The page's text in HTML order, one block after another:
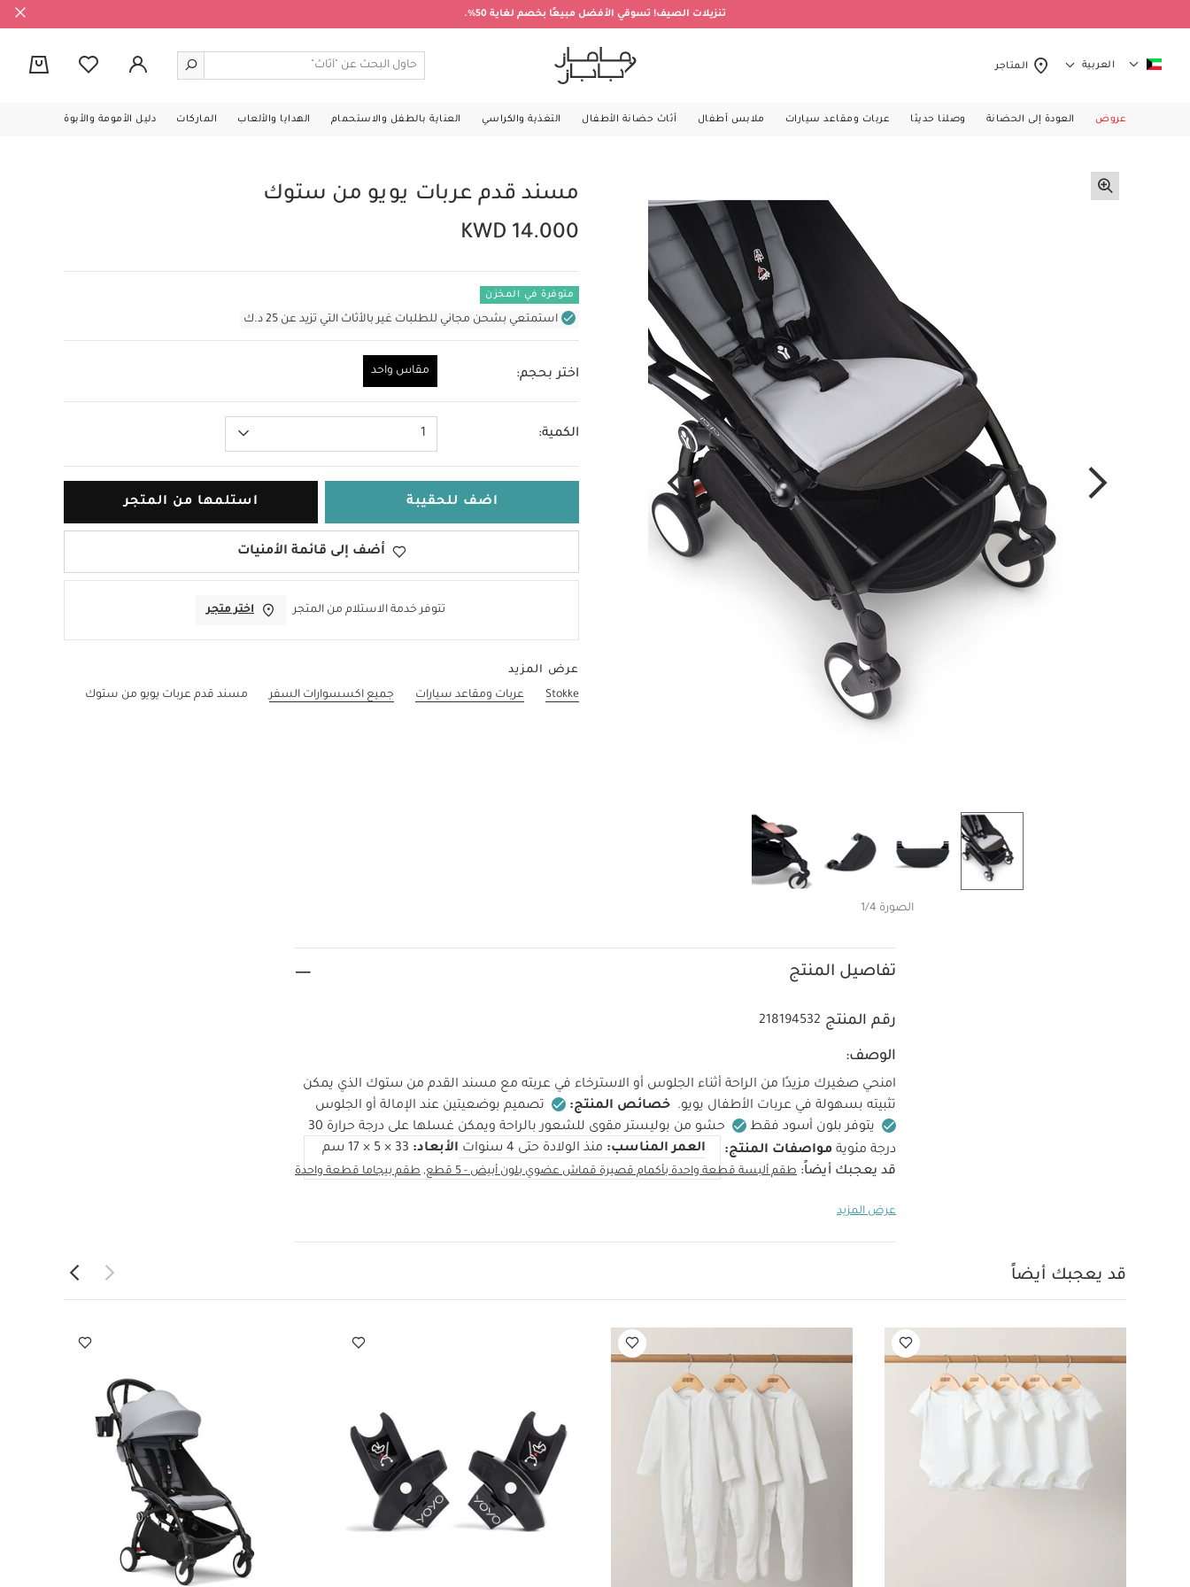
تنزيلات الصيف! تسوقي الأفضل مبيعًا بخصم لغاية 50%.
العربية المتاجر
عروض العودة إلى الحضانة وصلنا حديثا عربات ومقاعد سيارات ملابس أطفال أثاث حضانة الأطفال التغذية والكراسي العناية بالطفل والاستحمام الهدايا والألعاب الماركات دليل الأمومة والأبوة
الصورة 1/4
مسند قدم عربات يويو من ستوك
KWD 14.000
متوفرة في المخزن
استمتعي بشحن مجاني للطلبات غير بالأثاث التي تزيد عن 25 د.ك
اختر بحجم: مقاس واحد
الكمية: 1
اضف للحقيبة استلمها من المتجر
أضف إلى قائمة الأمنيات
تتوفر خدمة الاستلام من المتجر اختر متجر
عرض المزيد
Stokke
عربات ومقاعد سيارات جميع اكسسوارات السفر مسند قدم عربات يويو من ستوك
تفاصيل المنتج
رقم المنتج 218194532
الوصف:
امنحي صغيرك مزيدًا من الراحة أثناء الجلوس أو الاسترخاء في عربته مع مسند القدم من ستوك الذي يمكن
تثبيته بسهولة في عربات الأطفال يويو. خصائص المنتج:
تصميم بوضعيتين عند الإمالة أو الجلوس
يتوفر بلون أسود فقط
حشو من بوليستر مقوى للشعور بالراحة ويمكن غسلها على درجة حرارة 30
درجة مئوية مواصفات المنتج: العمر المناسب: منذ الولادة حتى 4 سنوات الأبعاد: 33 × 5 × 17 سم
قد يعجبك أيضاً: طقم ألبسة قطعة واحدة بأكمام قصيرة قماش عضوي بلون أبيض - 5 قطع
طقم بيجاما قطعة واحدة
مجموعة مقعد عربة أطفال يويو لعمر 6 شهور فأكثر من ستوك - أخضر زيتوني
عرض المزيد
قد يعجبك أيضاً